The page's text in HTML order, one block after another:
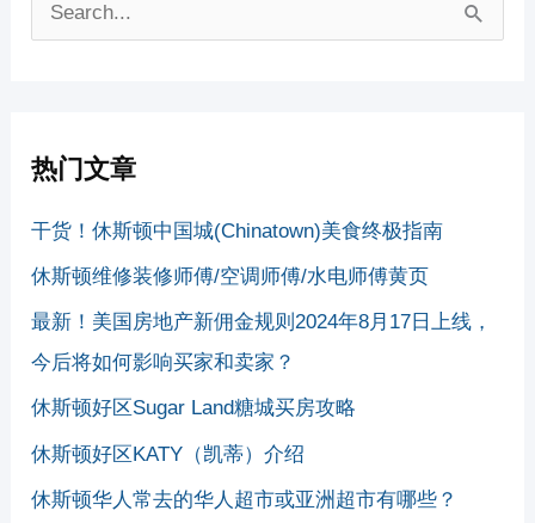
热门文章
干货！休斯顿中国城(Chinatown)美食终极指南
休斯顿维修装修师傅/空调师傅/水电师傅黄页
最新！美国房地产新佣金规则2024年8月17日上线，
今后将如何影响买家和卖家？
休斯顿好区Sugar Land糖城买房攻略
休斯顿好区KATY（凯蒂）介绍
休斯顿华人常去的华人超市或亚洲超市有哪些？